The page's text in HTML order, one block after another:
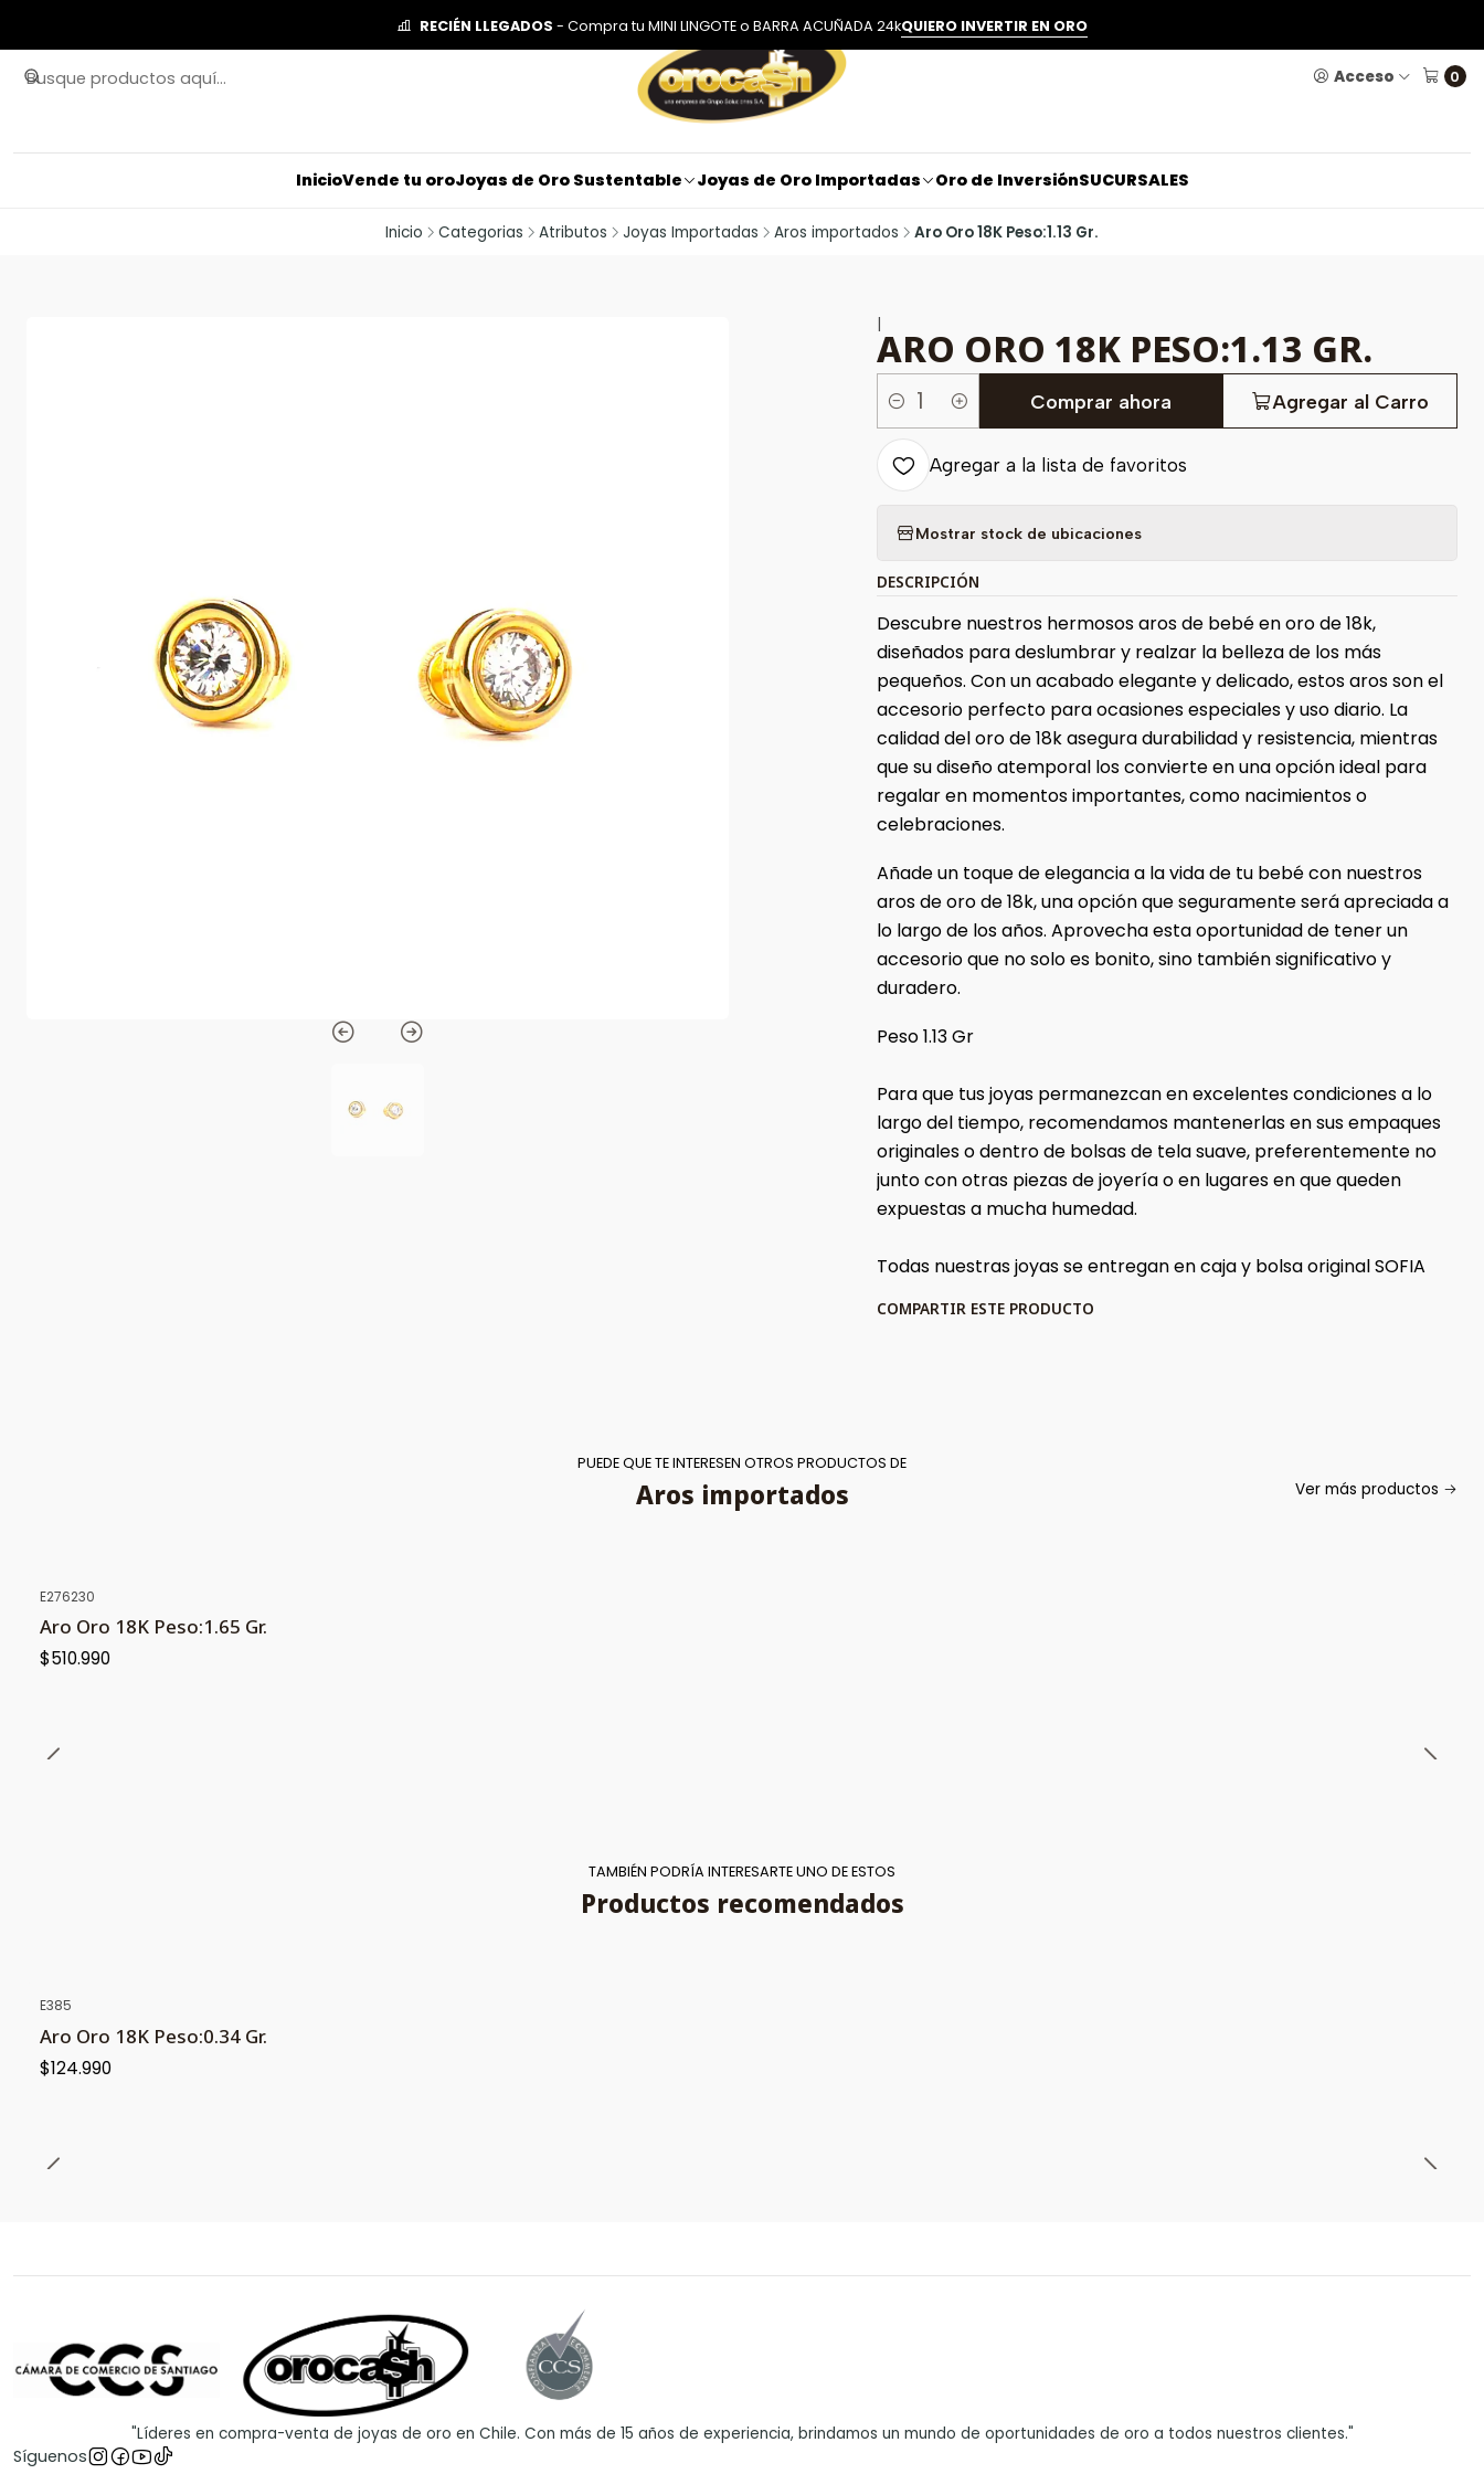
Acceso 0
InicioVende tu oroJoyas de Oro Sustentable Joyas de Oro Importadas Oro de InversiónSUCURSALES
RECIÉN LLEGADOS - Compra tu MINI LINGOTE o BARRA ACUÑADA 24kQUIERO INVERTIR EN ORO
Inicio Categorias Atributos Joyas Importadas Aros importados Aro Oro 18K Peso:1.13 Gr.
|
ARO ORO 18K PESO:1.13 GR.
Cantidad
Agregar al Carro
Comprar ahora
Agregar a la lista de favoritos
Mostrar stock de ubicaciones
DESCRIPCIÓN
Descubre nuestros hermosos aros de bebé en oro de 18k,
diseñados para deslumbrar y realzar la belleza de los más
pequeños. Con un acabado elegante y delicado, estos aros son el
accesorio perfecto para ocasiones especiales y uso diario. La
calidad del oro de 18k asegura durabilidad y resistencia, mientras
que su diseño atemporal los convierte en una opción ideal para
regalar en momentos importantes, como nacimientos o
celebraciones.
Añade un toque de elegancia a la vida de tu bebé con nuestros
aros de oro de 18k, una opción que seguramente será apreciada a
lo largo de los años. Aprovecha esta oportunidad de tener un
accesorio que no solo es bonito, sino también significativo y
duradero.
Peso 1.13 Gr
Para que tus joyas permanezcan en excelentes condiciones a lo
largo del tiempo, recomendamos mantenerlas en sus empaques
originales o dentro de bolsas de tela suave, preferentemente no
junto con otras piezas de joyería o en lugares en que queden
expuestas a mucha humedad.
Todas nuestras joyas se entregan en caja y bolsa original SOFIA
COMPARTIR ESTE PRODUCTO
PUEDE QUE TE INTERESEN OTROS PRODUCTOS DE
Aros importados Ver más productos
E276230
Aro Oro 18K Peso:1.65 Gr.
$510.990
TAMBIÉN PODRÍA INTERESARTE UNO DE ESTOS
Productos recomendados
E385
Aro Oro 18K Peso:0.34 Gr.
$124.990
"Líderes en compra-venta de joyas de oro en Chile. Con más de 15 años de experiencia, brindamos un mundo de oportunidades de oro a todos nuestros clientes."
Síguenos